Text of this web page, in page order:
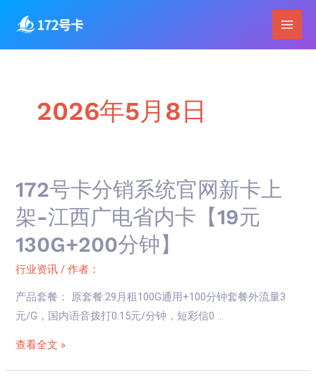
内
Main
2026年5月8日
172号卡分销系统官网新卡上
架-江西广电省内卡【19元
130G+200分钟】
行业资讯 / 作者：
产品套餐： 原套餐:29月租100G通用+100分钟套餐外流量3
元/G，国内语音拨打0.15元/分钟，短彩信0 …
172
卡
分
系
统
官
卡
查看全文 »